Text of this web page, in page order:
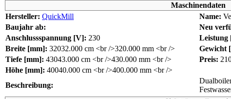
Maschinendaten
Hersteller: QuickMill Name:
Baujahr ab:
Neu
Anschlussspannung [V]: 230 Leistung
Breite [mm]: 32032.000 cm <br />320.000 mm <br /> Gewicht
Tiefe [mm]: 43043.000 cm <br />430.000 mm <br /> Preis:
Höhe [mm]: 40040.000 cm <br />400.000 mm <br />
Beschreibung: